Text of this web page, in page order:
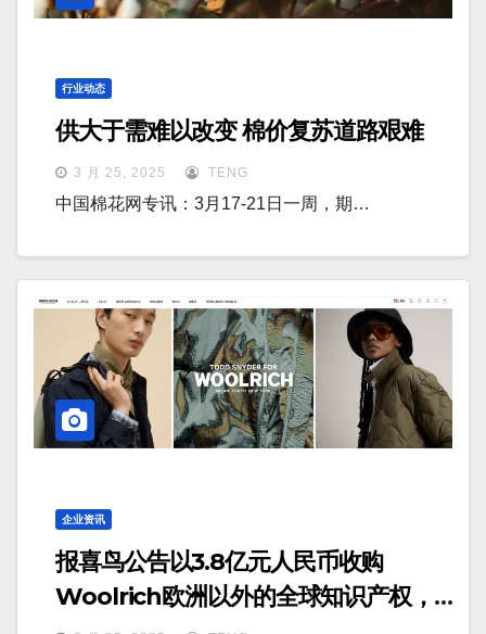
行业动态
供大于需难以改变 棉价复苏道路艰难
3 月 25, 2025 TENG
中国棉花网专讯：3月17-21日一周，期…
企业资讯
报喜鸟公告以3.8亿元人民币收购
Woolrich欧洲以外的全球知识产权，